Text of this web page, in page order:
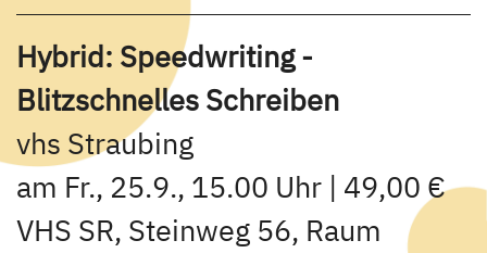
Hybrid: Speedwriting -
Blitzschnelles Schreiben
vhs Straubing
am Fr., 25.9., 15.00 Uhr | 49,00 €
VHS SR, Steinweg 56, Raum